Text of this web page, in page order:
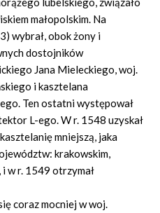
małopolskim. Na
wybrał, obok żony i
dostojników
Jana Mieleckiego, woj.
i kasztelana
Ten ostatni występował
L-ego. W r. 1548 uzyskał
mniejszą, jaka
krakowskim,
w r. 1549 otrzymał
coraz mocniej w woj.